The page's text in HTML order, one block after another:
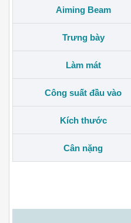
Aiming Beam
Trưng bày
Làm mát
Công suất đầu vào
Kích thước
Cân nặng